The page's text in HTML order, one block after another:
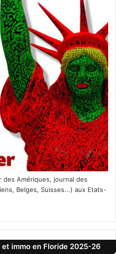
(USA)
américaine
américaines
Sandwich boeuf
sandwich
key west
Amériques, journal des
Belges, Suisses...) aux Etats-
immo en Floride 2025-26